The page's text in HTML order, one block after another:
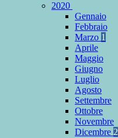
2020
Gennaio
Febbraio
Marzo 1
Aprile
Maggio
Giugno
Luglio
Agosto
Settembre
Ottobre
Novembre
Dicembre 2